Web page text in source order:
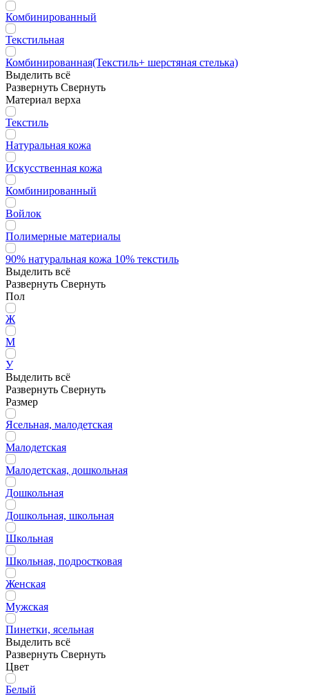
Комбинированный
Текстильная
Комбинированная(Текстиль+ шерстяная стелька)
Выделить всё
Развернуть Свернуть
Материал верха
Текстиль
Натуральная кожа
Искусственная кожа
Комбинированный
Войлок
Полимерные материалы
90% натуральная кожа 10% текстиль
Выделить всё
Развернуть Свернуть
Пол
Ж
М
У
Выделить всё
Развернуть Свернуть
Размер
Ясельная, малодетская
Малодетская
Малодетская, дошкольная
Дошкольная
Дошкольная, школьная
Школьная
Школьная, подростковая
Женская
Мужская
Пинетки, ясельная
Выделить всё
Развернуть Свернуть
Цвет
Белый